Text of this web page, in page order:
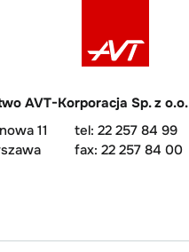
AVT-Korporacja Sp. z o.o.
11
tel: 22 257 84 99
fax: 22 257 84 00